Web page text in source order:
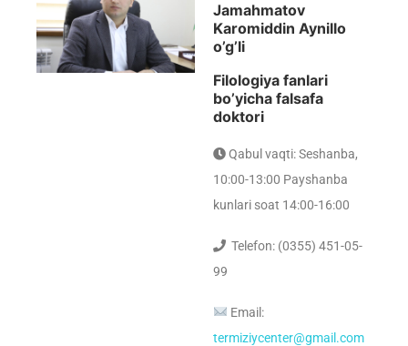
Jamahmatov
Karomiddin Aynillo
o’g’li
Filologiya fanlari
bo’yicha falsafa
doktori
Qabul vaqti: Seshanba,
10:00-13:00 Payshanba
kunlari soat 14:00-16:00
Telefon: (0355) 451-05-
99
Email:
termiziycenter@gmail.com